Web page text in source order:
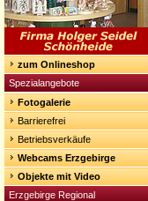
zum Onlineshop
Spezialangebote
Fotogalerie
Barrierefrei
Betriebsverkäufe
Webcams Erzgebirge
Objekte mit Video
Erzgebirge Regional